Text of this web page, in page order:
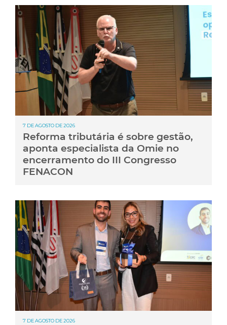
7 DE AGOSTO DE 2026
Reforma tributária é sobre gestão,
aponta especialista da Omie no
encerramento do III Congresso
FENACON
7 DE AGOSTO DE 2026